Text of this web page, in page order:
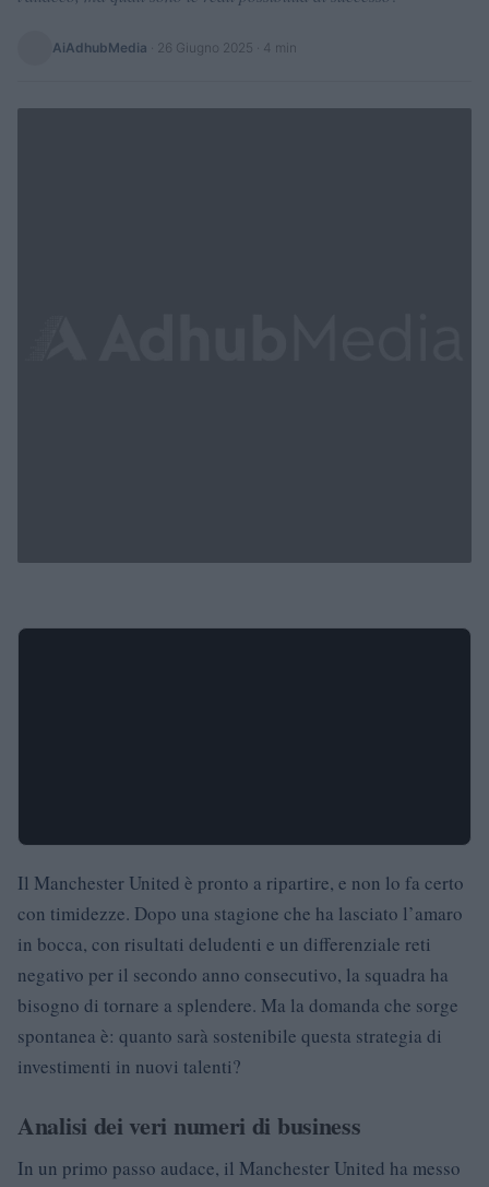
AiAdhubMedia 26 Giugno 2025 · 4 min
Il Manchester United è pronto a ripartire, e non lo fa certo
con timidezze. Dopo una stagione che ha lasciato l’amaro
in bocca, con risultati deludenti e un differenziale reti
negativo per il secondo anno consecutivo, la squadra ha
bisogno di tornare a splendere. Ma la domanda che sorge
spontanea è: quanto sarà sostenibile questa strategia di
investimenti in nuovi talenti?
Analisi dei veri numeri di business
In un primo passo audace, il Manchester United ha messo